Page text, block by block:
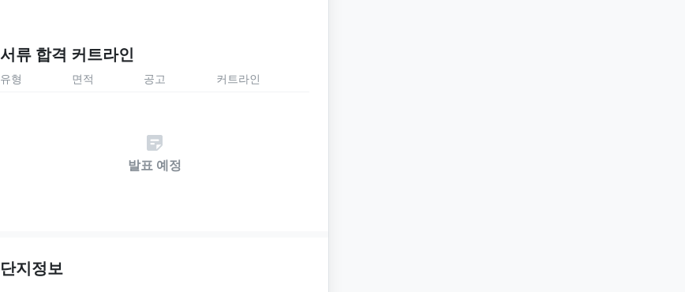
서류 합격 커트라인
유형 면적 공고 커트라인
발표 예정
단지정보